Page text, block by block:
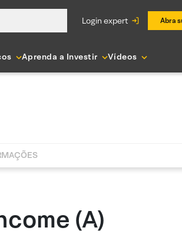
login expert Abra
Aprenda a Investir Vídeos
(A)